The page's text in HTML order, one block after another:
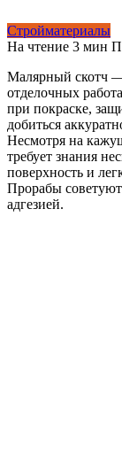
Стройматериалы
На чтение 3 мин
Малярный скотч
отделочных
при покраске,
добиться
Несмотря на
требует знания
поверхность и
Прорабы советуют
адгезией.